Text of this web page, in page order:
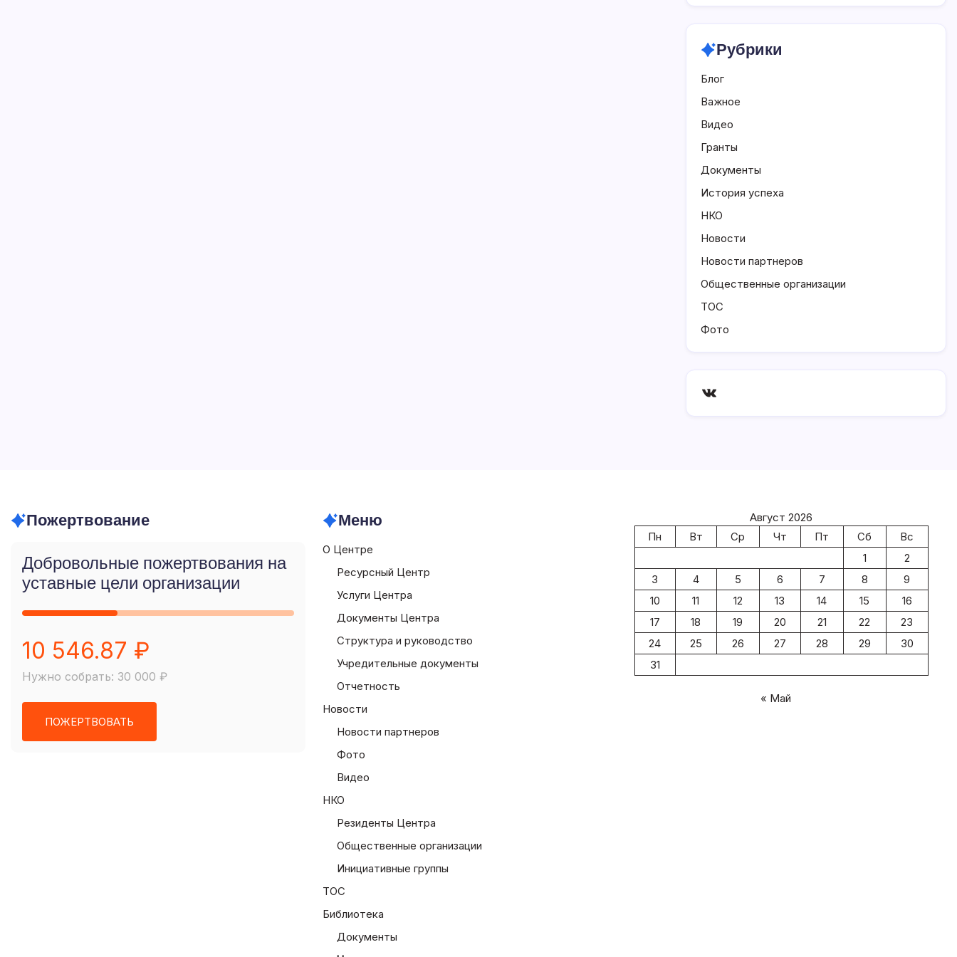
Рубрики
Блог
Важное
Видео
Гранты
Документы
История успеха
НКО
Новости
Новости партнеров
Общественные организации
ТОС
Фото
ВКонтакте
Пожертвование
Добровольные пожертвования на
уставные цели организации
10 546.87 ₽
Нужно собрать: 30 000 ₽
ПОЖЕРТВОВАТЬ
Меню
О Центре
Ресурсный Центр
Услуги Центра
Документы Центра
Структура и руководство
Учредительные документы
Отчетность
Новости
Новости партнеров
Фото
Видео
НКО
Резиденты Центра
Общественные организации
Инициативные группы
ТОС
Библиотека
Документы
Август 2026
Пн
Вт Ср Чт Пт Сб
Вс
1
2
3
4 5 6 7 8
9
10
11 12 13 14 15
16
17
18 19 20 21 22
23
24
25 26 27 28 29
30
31
« Май